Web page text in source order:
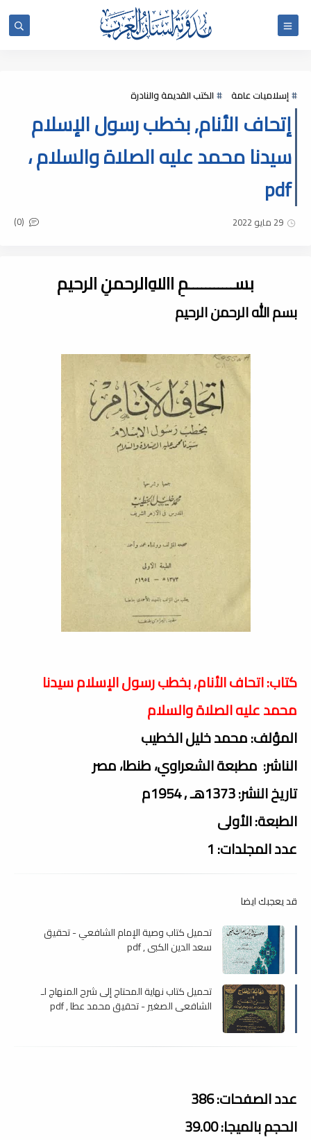
إسلاميات عامة الكتب القديمة والنادرة
إتحاف الأنام, بخطب رسول الإسلام
سيدنا محمد عليه الصلاة والسلام ،
pdf
29 مايو 2022 (0)
بســـــــــــمِ اﷲِالرحمنِ الرحيم
بسم الله الرحمن الرحيم
كتاب: اتحاف الأنام, بخطب رسول الإسلام سيدنا
محمد عليه الصلاة والسلام
المؤلف: محمد خليل الخطيب
الناشر: مطبعة الشعراوي، طنطا، مصر
تاريخ النشر: 1373هـ , 1954م
الطبعة: الأولى
عدد المجلدات: 1
قد يعجبك ايضا
تحميل كتاب وصية الإمام الشافعي - تحقيق
سعد الدين الكبي , pdf
تحميل كتاب نهاية المحتاج إلى شرح المنهاج لـ
الشافعي الصغير - تحقيق محمد عطا , pdf
عدد الصفحات: 386
الحجم بالميجا: 39.00